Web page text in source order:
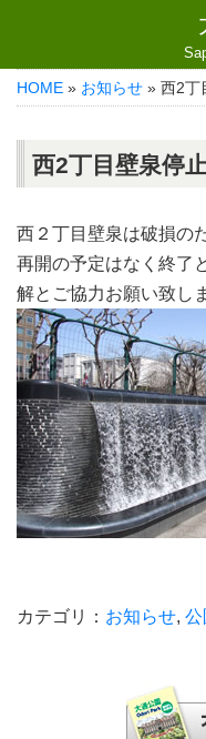
HOME » お知らせ » 西2丁
西2丁目壁泉停
西２丁目壁泉は破損の
再開の予定はなく終了
解とご協力お願い致し
カテゴリ： お知らせ, 公